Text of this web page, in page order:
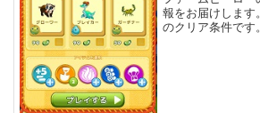
報をお届けします
のクリア条件です。